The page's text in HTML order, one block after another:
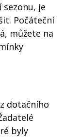
je
Počáteční
můžete na
dotačního
byly